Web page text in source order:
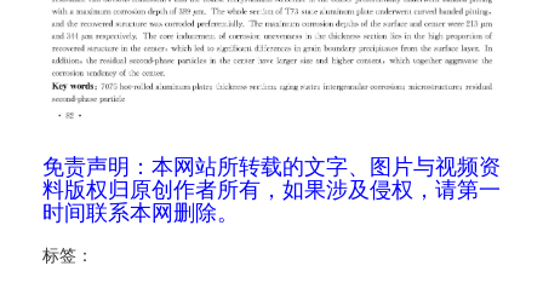
免责声明：本网站所转载的文字、图片与视频资
料版权归原创作者所有，如果涉及侵权，请第一
时间联系本网删除。
标签：